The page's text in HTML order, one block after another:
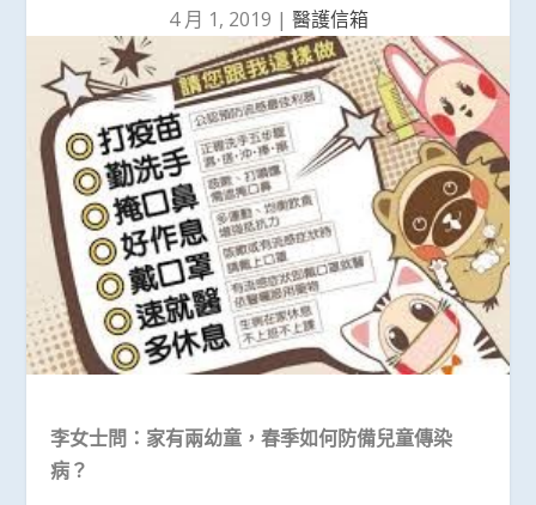
4 月 1, 2019 | 醫護信箱
李女士問：家有兩幼童，春季如何防備兒童傳染
病？